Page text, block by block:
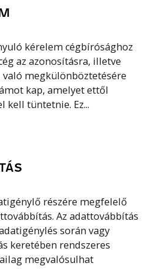
kérelem cégbírósághoz
az azonosításra, illetve
megkülönböztetésére
kap, amelyet ettől
kell tüntetnie. Ez...
részére megfelelő
Az adattovábbítás
során vagy
keretében rendszeres
megvalósulhat